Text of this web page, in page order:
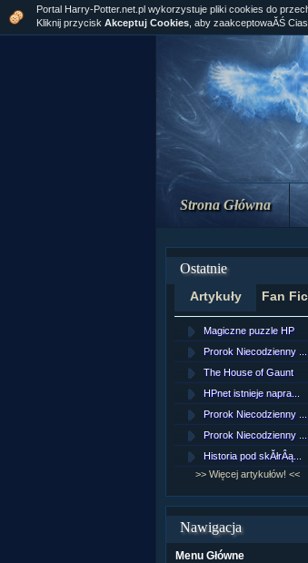
Strona Główna
Ostatnie
Artykuły Fan
Magiczne puzzle HP
Prorok Niecodzienny ...
The House of Gaunt
HPnet istnieje napra...
Prorok Niecodzienny ...
Prorok Niecodzienny ...
Historia pod skĂłrÂą...
>> Więcej artykułów! <<
Nawigacja
Menu Główne
Portal Harry-Potter.net.pl wykorzystuje pliki cookies do
Kliknij przycisk Akceptuj Cookies , aby zaakceptowaĂŚ